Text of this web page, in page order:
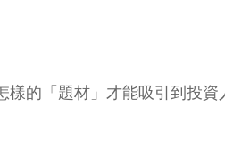
的「題材」才能吸引到投資